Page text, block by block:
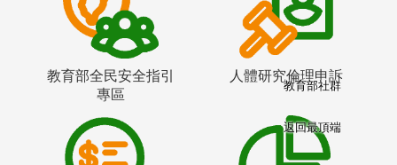
教育部全民安全指引
專區
人體研究倫理申訴
教育部社群
返回最頂端